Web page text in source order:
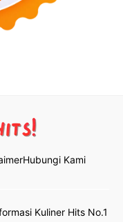
Hubungi Kami
Kuliner Hits No.1